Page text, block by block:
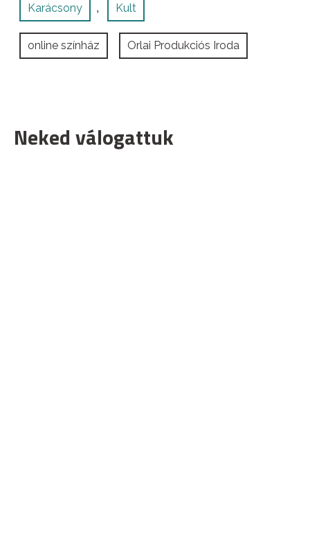
Karácsony , Kult
online színház Orlai Produkciós Iroda
Neked válogattuk